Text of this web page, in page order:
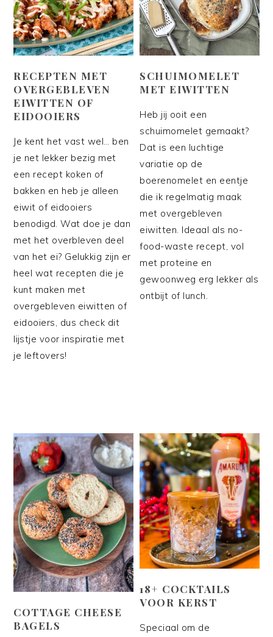
RECEPTEN MET
OVERGEBLEVEN
EIWITTEN OF
EIDOOIERS
Je kent het vast wel… ben
je net lekker bezig met
een recept koken of
bakken en heb je alleen
eiwit of eidooiers
benodigd. Wat doe je dan
met het overbleven deel
van het ei? Gelukkig zijn er
heel wat recepten die je
kunt maken met
overgebleven eiwitten of
eidooiers, dus check dit
lijstje voor inspiratie met
je leftovers!
SCHUIMOMELET
MET EIWITTEN
Heb jij ooit een
schuimomelet gemaakt?
Dat is een luchtige
variatie op de
boerenomelet en eentje
die ik regelmatig maak
met overgebleven
eiwitten. Ideaal als no-
food-waste recept, vol
met proteine en
gewoonweg erg lekker als
ontbijt of lunch.
COTTAGE CHEESE
BAGELS
18+ COCKTAILS
VOOR KERST
Speciaal om de